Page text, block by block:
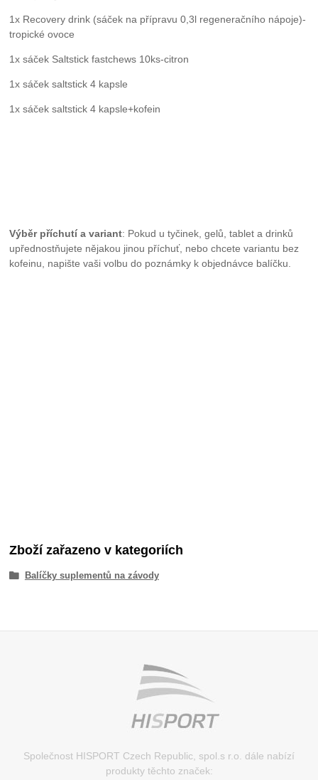
1x Recovery drink (sáček na přípravu 0,3l regeneračního nápoje)-
tropické ovoce
1x sáček Saltstick fastchews 10ks-citron
1x sáček saltstick 4 kapsle
1x sáček saltstick 4 kapsle+kofein
Výběr příchutí a variant: Pokud u tyčinek, gelů, tablet a drinků
upřednostňujete nějakou jinou příchuť, nebo chcete variantu bez
kofeinu, napište vaši volbu do poznámky k objednávce balíčku.
Zboží zařazeno v kategoriích
Balíčky suplementů na závody
Společnost HISPORT Czech Republic, spol.s r.o. dále nabízí
produkty těchto značek: